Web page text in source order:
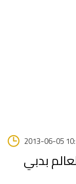
2013-06-05
بدبي